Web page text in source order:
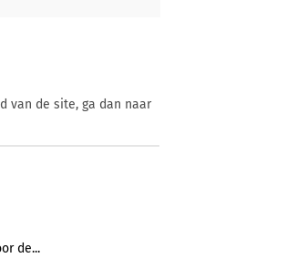
van de site, ga dan naar
de...